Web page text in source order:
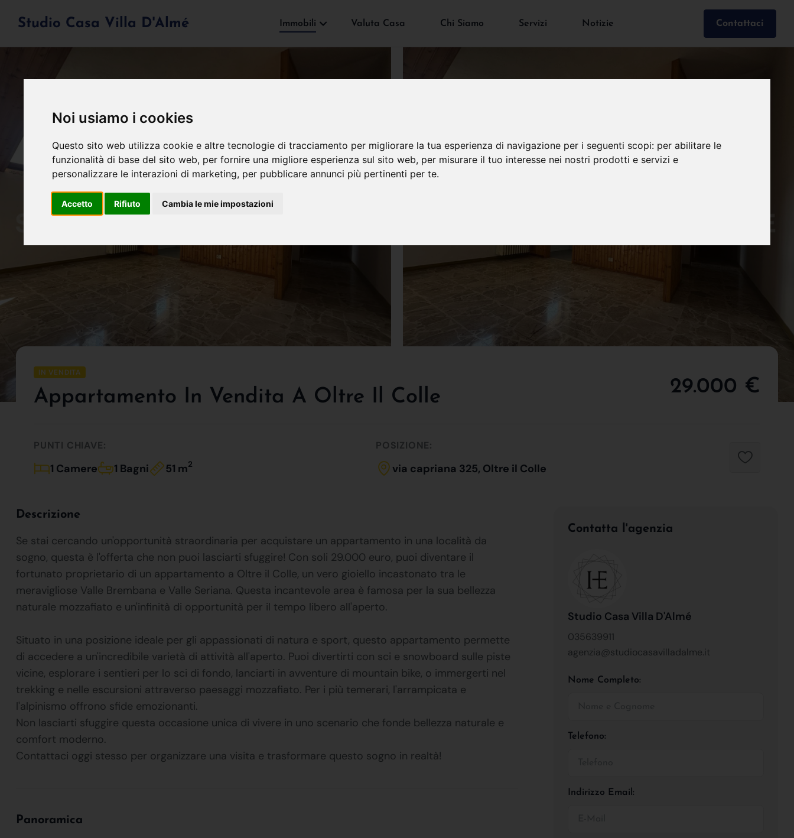
Noi usiamo i cookies
Questo sito web utilizza cookie e altre tecnologie di tracciamento per migliorare la tua esperienza di navigazione per i seguenti scopi: per abilitare le
funzionalità di base del sito web, per fornire una migliore esperienza sul sito web, per misurare il tuo interesse nei nostri prodotti e servizi e
personalizzare le interazioni di marketing, per pubblicare annunci più pertinenti per te.
Accetto Rifiuto Cambia le mie impostazioni
Studio Casa Villa D'Almé Immobili Valuta Casa Chi Siamo Servizi Notizie Contattaci
IN VENDITA
Appartamento In Vendita A Oltre Il Colle 29.000 €
PUNTI CHIAVE:
1 Camere 1 Bagni 51 m2
POSIZIONE:
via capriana 325, Oltre il Colle
Descrizione
Se stai cercando un'opportunità straordinaria per acquistare un appartamento in una località da
sogno, questa è l'offerta che non puoi lasciarti sfuggire! Con soli 29.000 euro, puoi diventare il
fortunato proprietario di un appartamento a Oltre il Colle, un vero gioiello incastonato tra le
meravigliose Valle Brembana e Valle Seriana. Questa incantevole area è famosa per la sua bellezza
naturale mozzafiato e un'infinità di opportunità per il tempo libero all'aperto.
Situato in una posizione ideale per gli appassionati di natura e sport, questo appartamento permette
di accedere a un'incredibile varietà di attività all'aperto. Puoi divertirti con sci e snowboard sulle piste
vicine, esplorare i sentieri per lo sci di fondo, lanciarti in avventure di mountain bike, o immergerti nel
trekking e nelle escursioni attraverso paesaggi mozzafiato. Per i più temerari, l'arrampicata e
l'alpinismo offrono sfide emozionanti.
Non lasciarti sfuggire questa occasione unica di vivere in uno scenario che fonde bellezza naturale e
comfort moderno.
Contattaci oggi stesso per organizzare una visita e trasformare questo sogno in realtà!
Panoramica
Contatta l'agenzia
Studio Casa Villa D'Almé
035639911
agenzia@studiocasavilladalme.it
Nome Completo:
Telefono:
Indirizzo Email: